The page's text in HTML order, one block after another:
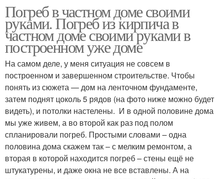
Погреб в частном доме своими
руками. Погреб из кирпича в
частном доме своими руками в
построенном уже доме
На самом деле, у меня ситуация не совсем в
построенном и завершенном строительстве. Чтобы
понять из сюжета — дом на ленточном фундаменте,
затем поднят цоколь 5 рядов (на фото ниже можно будет
видеть), и потолки настелены. И в одной половине дома
мы уже живем, а во второй как раз под полом
спланировали погреб. Простыми словами – одна
половина дома скажем так – с мелким ремонтом, а
вторая в которой находится погреб – стены ещё не
штукатурены, и даже окна не все вставлены. А на